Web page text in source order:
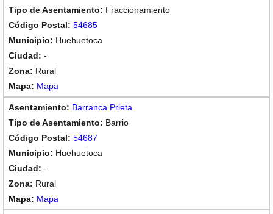
Fraccionamiento
54685
Huehuetoca
-
Rural
Mapa
Barranca Prieta
Barrio
54687
Huehuetoca
-
Rural
Mapa